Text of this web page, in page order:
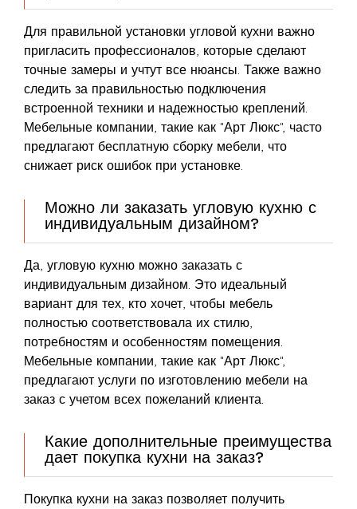
Для правильной установки угловой кухни важно
пригласить профессионалов, которые сделают
точные замеры и учтут все нюансы. Также важно
следить за правильностью подключения
встроенной техники и надежностью креплений.
Мебельные компании, такие как "Арт Люкс", часто
предлагают бесплатную сборку мебели, что
снижает риск ошибок при установке.
Можно ли заказать угловую кухню с
индивидуальным дизайном?
Да, угловую кухню можно заказать с
индивидуальным дизайном. Это идеальный
вариант для тех, кто хочет, чтобы мебель
полностью соответствовала их стилю,
потребностям и особенностям помещения.
Мебельные компании, такие как "Арт Люкс",
предлагают услуги по изготовлению мебели на
заказ с учетом всех пожеланий клиента.
Какие дополнительные преимущества
дает покупка кухни на заказ?
Покупка кухни на заказ позволяет получить